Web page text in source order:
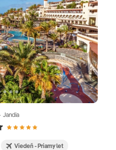
Jandia
Viedeň - Priamy let